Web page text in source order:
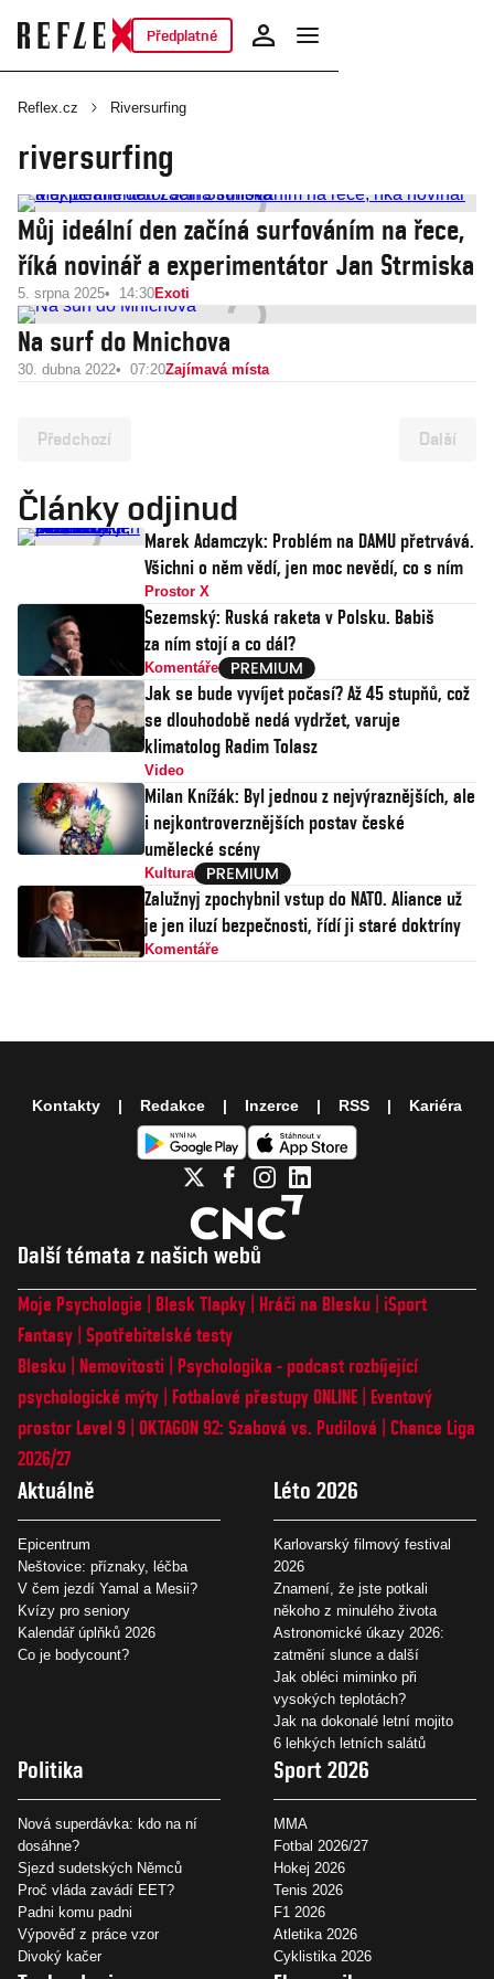
Předplatné
Reflex.cz Riversurfing
riversurfing
Můj ideální den začíná surfováním na řece,
říká novinář a experimentátor Jan Strmiska
5. srpna 2025 14:30Exoti
Na surf do Mnichova
30. dubna 2022 07:20Zajímavá místa
Předchozí Další
Články odjinud
Marek Adamczyk: Problém na DAMU přetrvává.
Všichni o něm vědí, jen moc nevědí, co s ním
Prostor X
Sezemský: Ruská raketa v Polsku. Babiš
za ním stojí a co dál?
Komentáře
Jak se bude vyvíjet počasí? Až 45 stupňů, což
se dlouhodobě nedá vydržet, varuje
klimatolog Radim Tolasz
Video
Milan Knížák: Byl jednou z nejvýraznějších, ale
i nejkontroverznějších postav české
umělecké scény
Kultura
Zalužnyj zpochybnil vstup do NATO. Aliance už
je jen iluzí bezpečnosti, řídí ji staré doktríny
Komentáře
Další témata z našich webů
Moje Psychologie Blesk Tlapky Hráči na Blesku
iSport
Fantasy Spotřebitelské testy
Blesku
Nemovitosti
Psychologika - podcast rozbíjející
psychologické mýty
Fotbalové přestupy ONLINE
Eventový
prostor Level 9 OKTAGON 92: Szabová vs. Pudilová
Chance Liga
2026/27
Aktuálně
Epicentrum
Neštovice: příznaky, léčba
V čem jezdí Yamal a Mesii?
Kvízy pro seniory
Kalendář úplňků 2026
Co je bodycount?
Léto 2026
Karlovarský filmový festival
2026
Znamení, že jste potkali
někoho z minulého života
Astronomické úkazy 2026:
zatmění slunce a další
Jak obléci miminko při
vysokých teplotách?
Jak na dokonalé letní mojito
6 lehkých letních salátů
Politika
Nová superdávka: kdo na ní
dosáhne?
Sjezd sudetských Němců
Proč vláda zavádí EET?
Padni komu padni
Výpověď z práce vzor
Divoký kačer
Sport 2026
MMA
Fotbal 2026/27
Hokej 2026
Tenis 2026
F1 2026
Atletika 2026
Cyklistika 2026
Kontakty Redakce Inzerce RSS Kariéra